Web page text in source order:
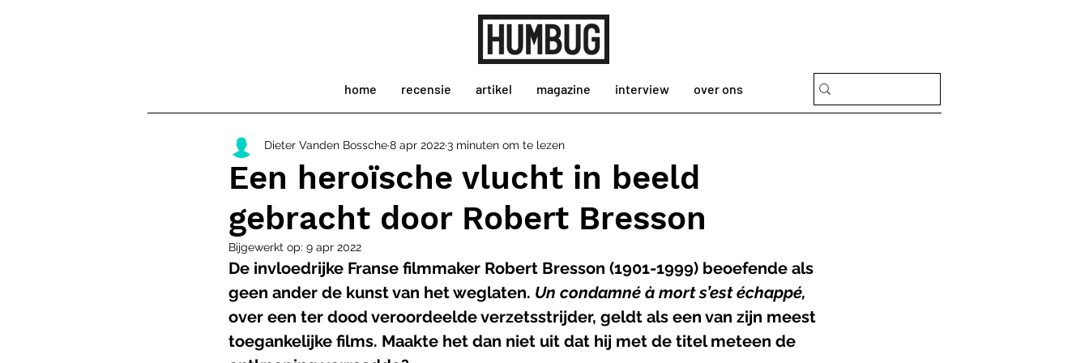
home recensie artikel magazine interview over ons
Een heroïsche vlucht in beeld
gebracht door Robert Bresson
Dieter Vanden Bossche8 apr 20223 minuten om te lezen
Bijgewerkt op: 9 apr 2022
De invloedrijke Franse filmmaker Robert Bresson (1901-1999) beoefende als
geen ander de kunst van het weglaten. Un condamné à mort s’est échappé,
over een ter dood veroordeelde verzetsstrijder, geldt als een van zijn meest
toegankelijke films. Maakte het dan niet uit dat hij met de titel meteen de